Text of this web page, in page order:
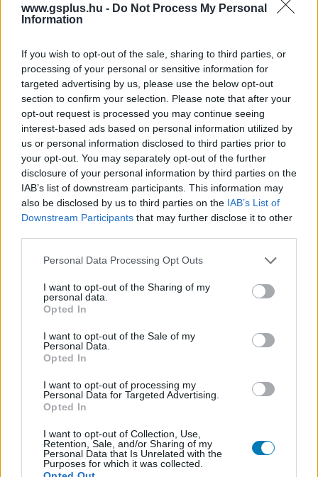
www.gsplus.hu - Do Not Process My Personal
Information
If you wish to opt-out of the sale, sharing to third parties, or
processing of your personal or sensitive information for
targeted advertising by us, please use the below opt-out
section to confirm your selection. Please note that after your
opt-out request is processed you may continue seeing
interest-based ads based on personal information utilized by
us or personal information disclosed to third parties prior to
your opt-out. You may separately opt-out of the further
disclosure of your personal information by third parties on the
IAB’s list of downstream participants. This information may
also be disclosed by us to third parties on the IAB’s List of
Downstream Participants that may further disclose it to other
Please note that this website/app uses one or more Google
not limited to your visit or usage behaviour. You may click to
grant or deny consent to Google and its third-party tags to
use your data for below specified purposes in below Google
consent section.
Personal Data Processing Opt Outs
I want to opt-out of the Sharing of my
personal data.
Opted In
I want to opt-out of the Sale of my
Personal Data.
Opted In
I want to opt-out of processing my
Personal Data for Targeted Advertising.
Opted In
I want to opt-out of Collection, Use,
Retention, Sale, and/or Sharing of my
Personal Data that Is Unrelated with the
Purposes for which it was collected.
karakterekkel játszaná végig, annak augusztusban
érdemes figyelnie erre a kiadványra.
SMASH by Meló-Diák: Homok, zene és a nyár legjobb
hangulata – Jön a második forduló! (X)
Július végén folytatódik a balatoni strandröplabda-
sorozat.
Címkék: #marvel #secret wars
#marvel multiverse role-
playing game
#doctor doom
#god emperor doom